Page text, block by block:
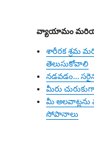
వ్యాయామం
శారీరక శ్రమ
తెలుసుకోవాలి
నడవడం…
మీరు
మీ అలవాట్లను
సోపానాలు